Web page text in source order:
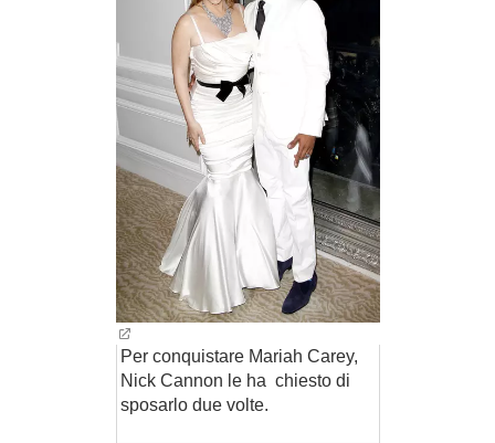
Per conquistare Mariah Carey,
Nick Cannon le ha chiesto di
sposarlo due volte.